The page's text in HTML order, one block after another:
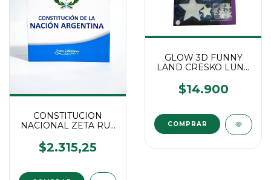
CONSTITUCION
NACIONAL ZETA RUY
$2.315,25
GLOW 3D FUNNY
LAND CRESKO LUNA
$14.900